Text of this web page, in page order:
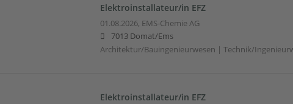
Elektroinstallateur/in EFZ
01.08.2026, EMS-Chemie AG
7013 Domat/Ems
Architektur/Bauingenieurwesen | Technik/
Elektroinstallateur/in EFZ